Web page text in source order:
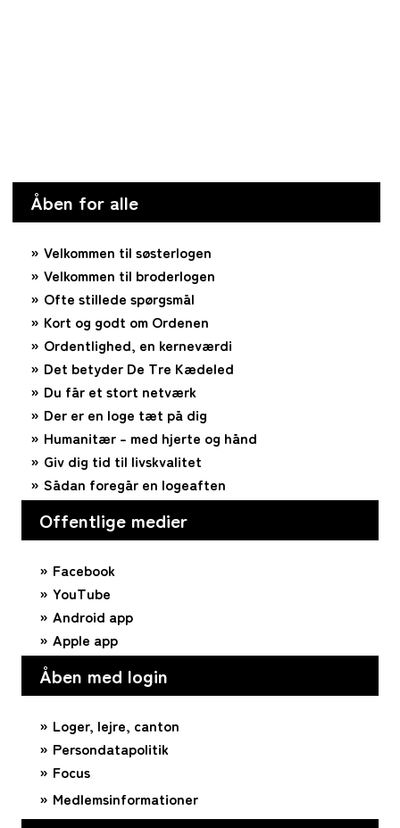
Åben for alle
Velkommen til søsterlogen
Velkommen til broderlogen
Ofte stillede spørgsmål
Kort og godt om Ordenen
Ordentlighed, en kerneværdi
Det betyder De Tre Kædeled
Du får et stort netværk
Der er en loge tæt på dig
Humanitær – med hjerte og hånd
Giv dig tid til livskvalitet
Sådan foregår en logeaften
Offentlige medier
Facebook
YouTube
Android app
Apple app
Åben med login
Loger, lejre, canton
Persondatapolitik
Focus
Medlemsinformationer